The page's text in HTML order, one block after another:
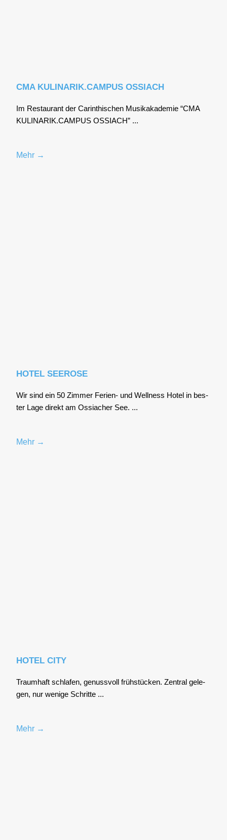
CMA KULINARIK.CAMPUS OSSIACH
Im Restau­rant der Car­in­thi­schen Musik­aka­de­mie “CMA
KULINARIK.CAMPUS OSSIACH” ...
Mehr →
HOTEL SEEROSE
Wir sind ein 50 Zim­mer Feri­en- und Well­ness Hotel in bes­
ter Lage direkt am Ossia­cher See. ...
Mehr →
HOTEL CITY
Traum­haft schla­fen, genuss­voll früh­stü­cken. Zen­tral gele­
gen, nur weni­ge Schrit­te ...
Mehr →